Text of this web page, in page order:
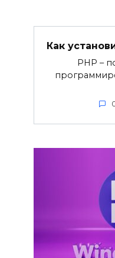
Как
PHP –